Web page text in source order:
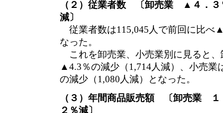
（２）従業者数 〔卸売業 ▲４
減〕
従業者数は115,045人で前回に比べ
なった。
これを卸売業、小売業別に見ると、
▲4.3％の減少（1,714人減）、小売
の減少（1,080人減）となった。
（３）年間商品販売額 〔卸売
２％減〕